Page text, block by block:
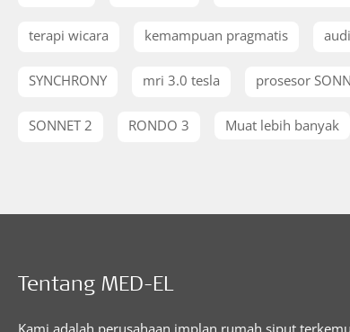
terapi wicara kemampuan pragmatis
SYNCHRONY mri 3.0 tesla prosesor
SONNET 2 RONDO 3 Muat lebih banyak
Tentang MED-EL
Kami adalah perusahaan implan rumah siput